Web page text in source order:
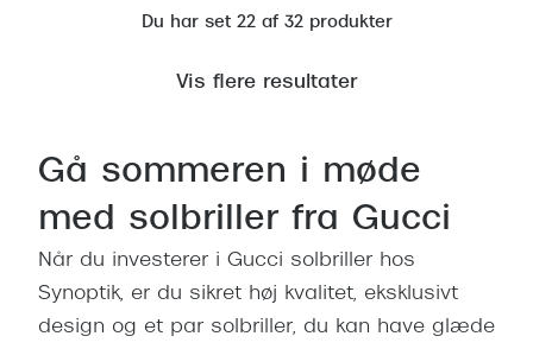
Du har set 22 af 32 produkter
Vis flere resultater
Gå sommeren i møde
med solbriller fra Gucci
Når du investerer i Gucci solbriller hos
Synoptik, er du sikret høj kvalitet, eksklusivt
design og et par solbriller, du kan have glæde